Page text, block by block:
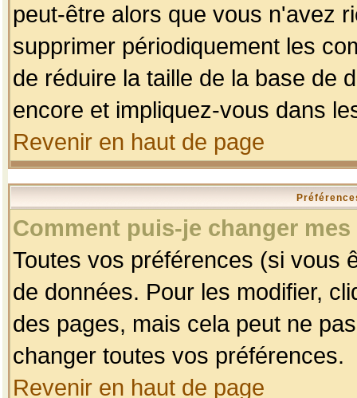
peut-être alors que vous n'avez
supprimer périodiquement les
de réduire la taille de la base de
encore et impliquez-vous dans
Revenir en haut de page
Comment puis-je changer
Toutes vos préférences (si vous
de données. Pour les modifier,
des pages, mais cela peut ne
changer toutes vos préférences.
Revenir en haut de page